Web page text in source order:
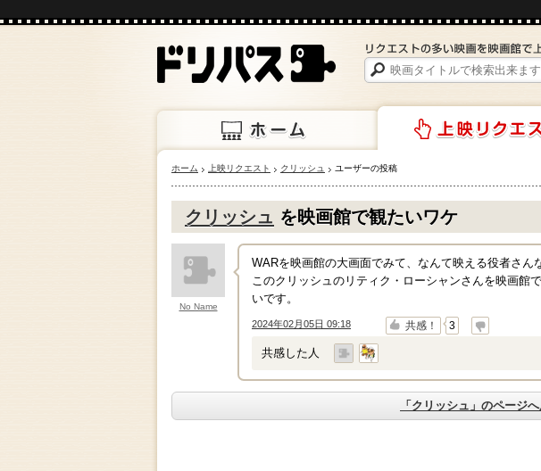
ホーム 上映リクエスト
ホーム 上映リクエスト クリッシュ ユーザーの投稿
クリッシュ を映画館で観たいワケ
No Name
WARを映画館の大画面でみて、なんて映える役者さ
このクリッシュのリティク・ローシャンさんを映画館
いです。
2024年02月05日 09:18
↑ 共感！ 3
↓
共感した人
「クリッシュ」のページ